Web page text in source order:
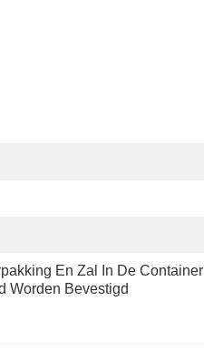
En Zal In De Container
Worden Bevestigd